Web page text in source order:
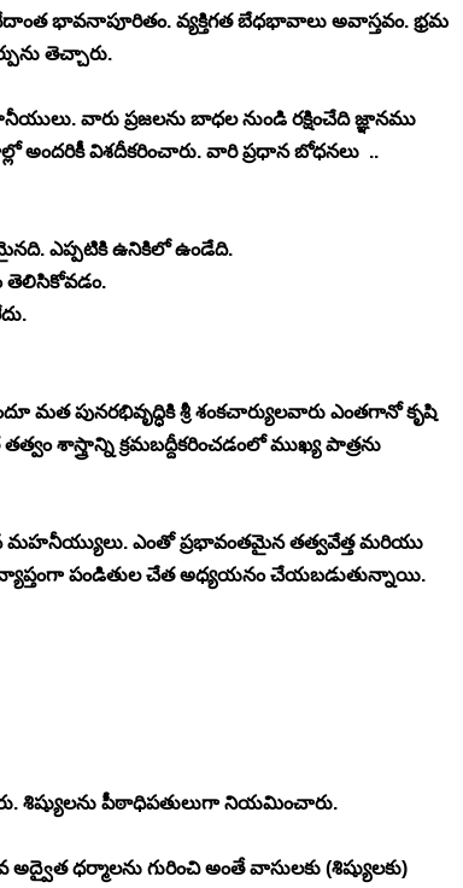
భావనాపూరితం. వ్యక్తిగత బేధభావాలు అవాస్తవం. భ్రమ
తెచ్చారు.
వారు ప్రజలను బాధల నుండి రక్షించేది జ్ఞానము
విశదీకరించారు. వారి ప్రధాన బోధనలు  ..
ఎప్పటికి ఉనికిలో ఉండేది.
తెలిసికోవడం.
మత పునరభివృద్ధికి శ్రీ శంకచార్యులవారు ఎంతగానో కృషి
శాస్త్రాన్ని క్రమబద్దీకరించడంలో ముఖ్య పాత్రను
మహనీయ్యులు. ఎంతో ప్రభావంతమైన తత్వవేత్త మరియు
పండితుల చేత అధ్యయనం చేయబడుతున్నాయి.
శిష్యులను పీఠాధిపతులుగా నియమించారు.
ధర్మాలను గురించి అంతే వాసులకు (శిష్యులకు)